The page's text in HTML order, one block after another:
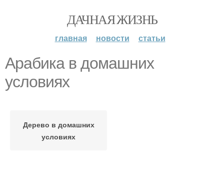
ДАЧНАЯ ЖИЗНЬ
главная новости статьи
Арабика в домашних
условиях
Дерево в домашних
условиях